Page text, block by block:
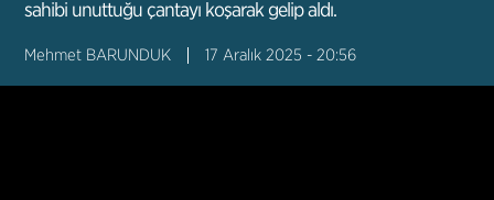
sahibi unuttuğu çantayı koşarak gelip aldı.
Mehmet BARUNDUK 17 Aralık 2025 - 20:56